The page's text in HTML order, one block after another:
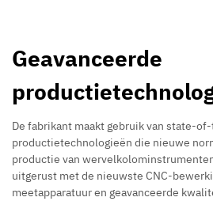
Geavanceerde
De fabrikant maakt gebruik van state-
productietechnologieën die nieuwe
productie van
uitgerust met de nieuwste CNC-
meetapparatuur en geavanceerde